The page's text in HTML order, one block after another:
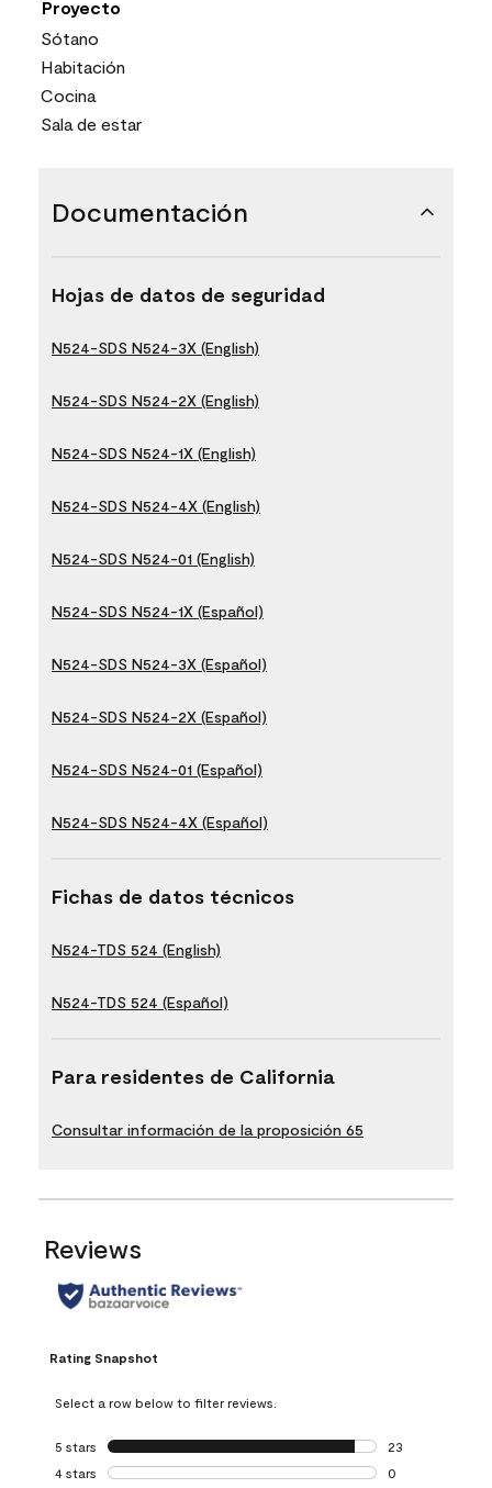
Proyecto
Sótano
Habitación
Cocina
Sala de estar
Documentación
Hojas de datos de seguridad
N524-SDS N524-3X (English)
N524-SDS N524-2X (English)
N524-SDS N524-1X (English)
N524-SDS N524-4X (English)
N524-SDS N524-01 (English)
N524-SDS N524-1X (Español)
N524-SDS N524-3X (Español)
N524-SDS N524-2X (Español)
N524-SDS N524-01 (Español)
N524-SDS N524-4X (Español)
Fichas de datos técnicos
N524-TDS 524 (English)
N524-TDS 524 (Español)
Para residentes de California
Consultar información de la proposición 65
Reviews
Rating Snapshot
Select a row below to filter reviews.
5 stars stars
23
23 reviews with
4 stars stars
0